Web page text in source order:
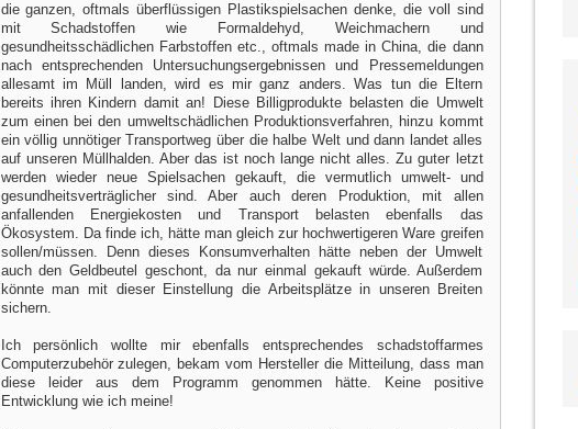
die ganzen, oftmals überflüssigen Plastikspielsachen denke, die voll sind
mit Schadstoffen wie Formaldehyd, Weichmachern und
gesundheitsschädlichen Farbstoffen etc., oftmals made in China, die dann
nach entsprechenden Untersuchungsergebnissen und Pressemeldungen
allesamt im Müll landen, wird es mir ganz anders. Was tun die Eltern
bereits ihren Kindern damit an! Diese Billigprodukte belasten die Umwelt
zum einen bei den umweltschädlichen Produktionsverfahren, hinzu kommt
ein völlig unnötiger Transportweg über die halbe Welt und dann landet alles
auf unseren Müllhalden. Aber das ist noch lange nicht alles. Zu guter letzt
werden wieder neue Spielsachen gekauft, die vermutlich umwelt- und
gesundheitsverträglicher sind. Aber auch deren Produktion, mit allen
anfallenden Energiekosten und Transport belasten ebenfalls das
Ökosystem. Da finde ich, hätte man gleich zur hochwertigeren Ware greifen
sollen/müssen. Denn dieses Konsumverhalten hätte neben der Umwelt
auch den Geldbeutel geschont, da nur einmal gekauft würde. Außerdem
könnte man mit dieser Einstellung die Arbeitsplätze in unseren Breiten
sichern.
Ich persönlich wollte mir ebenfalls entsprechendes schadstoffarmes
Computerzubehör zulegen, bekam vom Hersteller die Mitteilung, dass man
diese leider aus dem Programm genommen hätte. Keine positive
Entwicklung wie ich meine!